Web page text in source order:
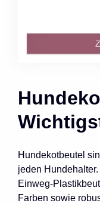
Hundekotbeutel
jeden
Einweg-
Farben sowie